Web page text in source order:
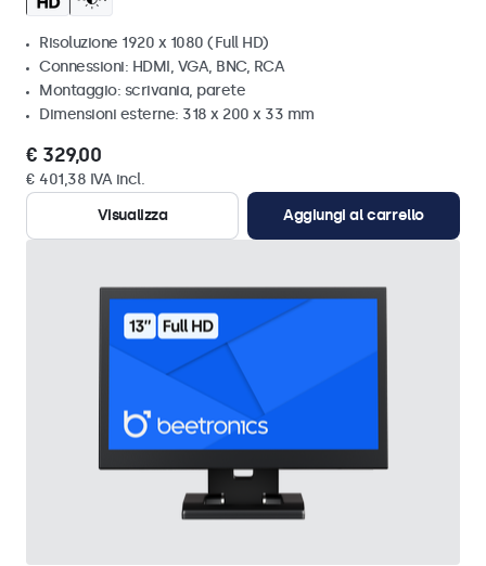
Risoluzione 1920 x 1080 (Full HD)
Connessioni: HDMI, VGA, BNC, RCA
Montaggio: scrivania, parete
Dimensioni esterne: 318 x 200 x 33 mm
€ 329,00
€ 401,38 IVA incl.
Visualizza
Aggiungi al carrello